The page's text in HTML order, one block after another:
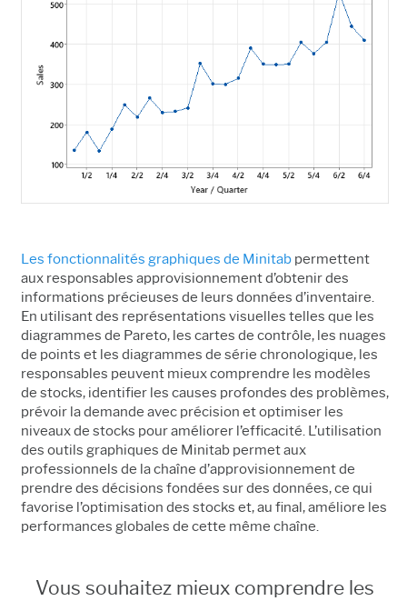
Les fonctionnalités graphiques de Minitab permettent
aux responsables approvisionnement d’obtenir des
informations précieuses de leurs données d’inventaire.
En utilisant des représentations visuelles telles que les
diagrammes de Pareto, les cartes de contrôle, les nuages
de points et les diagrammes de série chronologique, les
responsables peuvent mieux comprendre les modèles
de stocks, identifier les causes profondes des problèmes,
prévoir la demande avec précision et optimiser les
niveaux de stocks pour améliorer l’efficacité. L’utilisation
des outils graphiques de Minitab permet aux
professionnels de la chaîne d’approvisionnement de
prendre des décisions fondées sur des données, ce qui
favorise l’optimisation des stocks et, au final, améliore les
performances globales de cette même chaîne.
Vous souhaitez mieux comprendre les